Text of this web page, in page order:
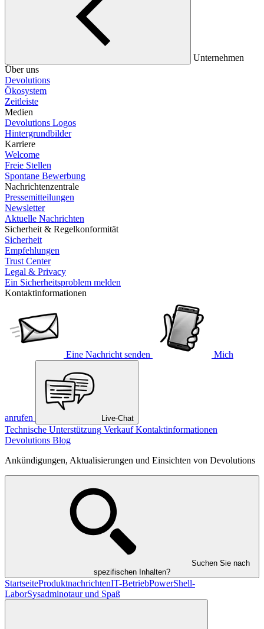
Unternehmen
Über uns
Devolutions
Ökosystem
Zeitleiste
Medien
Devolutions Logos
Hintergrundbilder
Karriere
Welcome
Freie Stellen
Spontane Bewerbung
Nachrichtenzentrale
Pressemitteilungen
Newsletter
Aktuelle Nachrichten
Sicherheit & Regelkonformität
Sicherheit
Empfehlungen
Trust Center
Legal & Privacy
Ein Sicherheitsproblem melden
Kontaktinformationen
Eine Nachricht senden Mich
anrufen Live-Chat
Technische Unterstützung Verkauf Kontaktinformationen
Devolutions Blog
Ankündigungen, Aktualisierungen und Einsichten von Devolutions
Suchen Sie nach
spezifischen Inhalten?
StartseiteProduktnachrichtenIT-BetriebPowerShell-
LaborSysadminotaur und Spaß